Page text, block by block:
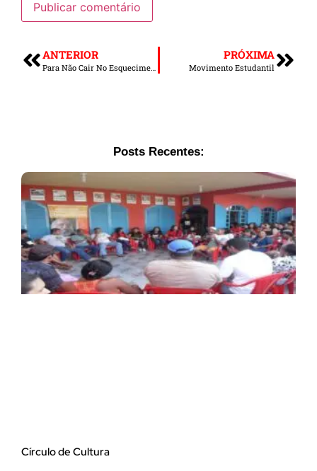
ANTERIOR
Para Não Cair No Esquecimento
PRÓXIMA
Movimento Estudantil
Posts Recentes:
Círculo de Cultura